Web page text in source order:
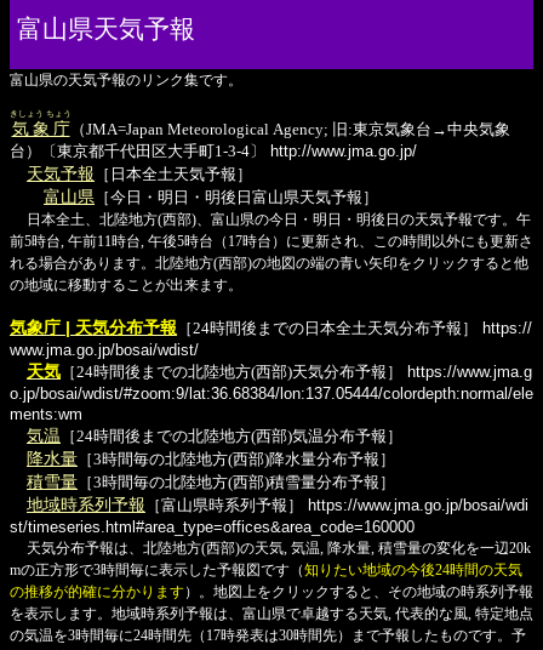
富山県天気予報
富山県の天気予報のリンク集です。
気象庁
きしょう ちょう
（JMA=Japan Meteorological Agency; 旧:東京気象台→中央気象
台）〔東京都千代田区大手町1-3-4〕
http://www.jma.go.jp/
天気予報 ［日本全土天気予報］
富山県 ［今日・明日・明後日富山県天気予報］
日本全土、北陸地方(西部)、富山県の今日・明日・明後日の天気予報です。午
前5時台, 午前11時台, 午後5時台（17時台）に更新され、この時間以外にも更新さ
れる場合があります。北陸地方(西部)の地図の端の青い矢印をクリックすると他
の地域に移動することが出来ます。
気象庁 | 天気分布予報 ［24時間後までの日本全土天気分布予報］
https://
www.jma.go.jp/bosai/wdist/
天気 ［24時間後までの北陸地方(西部)天気分布予報］
https://www.jma.g
o.jp/bosai/wdist/#zoom:9/lat:36.68384/lon:137.05444/colordepth:normal/ele
ments:wm
気温 ［24時間後までの北陸地方(西部)気温分布予報］
降水量 ［3時間毎の北陸地方(西部)降水量分布予報］
積雪量 ［3時間毎の北陸地方(西部)積雪量分布予報］
地域時系列予報 ［富山県時系列予報］
https://www.jma.go.jp/bosai/wdi
st/timeseries.html#area_type=offices&area_code=160000
天気分布予報は、北陸地方(西部)の天気, 気温, 降水量, 積雪量の変化を一辺20k
mの正方形で3時間毎に表示した予報図です（知りたい地域の今後24時間の天気
の推移が的確に分かります）。地図上をクリックすると、その地域の時系列予報
を表示します。地域時系列予報は、富山県で卓越する天気, 代表的な風, 特定地点
の気温を3時間毎に24時間先（17時発表は30時間先）まで予報したものです。予